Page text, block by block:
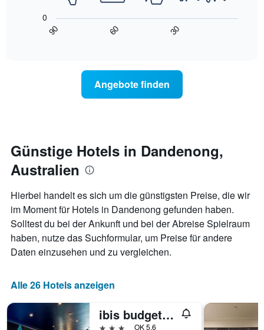
letzten
Achse,
Achse,
den
Zimmerpreis
an
diesem
Wochenende
anzeigt,
der
letzten
gefunden
Diagramm
näher
das
Aufenthaltsdatum
rückt.
Diagramm
hat
1
X-
Achse,
die
der
Tage
vor
dem
90 60 30
0
Angebote finden
Günstige Hotels in Dandenong,
Australien
Hierbei handelt es sich um die günstigsten Preise, die wir
im Moment für Hotels in Dandenong gefunden haben.
Solltest du bei der Ankunft und bei der Abreise Spielraum
haben, nutze das Suchformular, um Preise für andere
Daten einzusehen und zu vergleichen.
Alle 26 Hotels anzeigen
ibis budget Dandenong
3 Sterne
OK 5,6